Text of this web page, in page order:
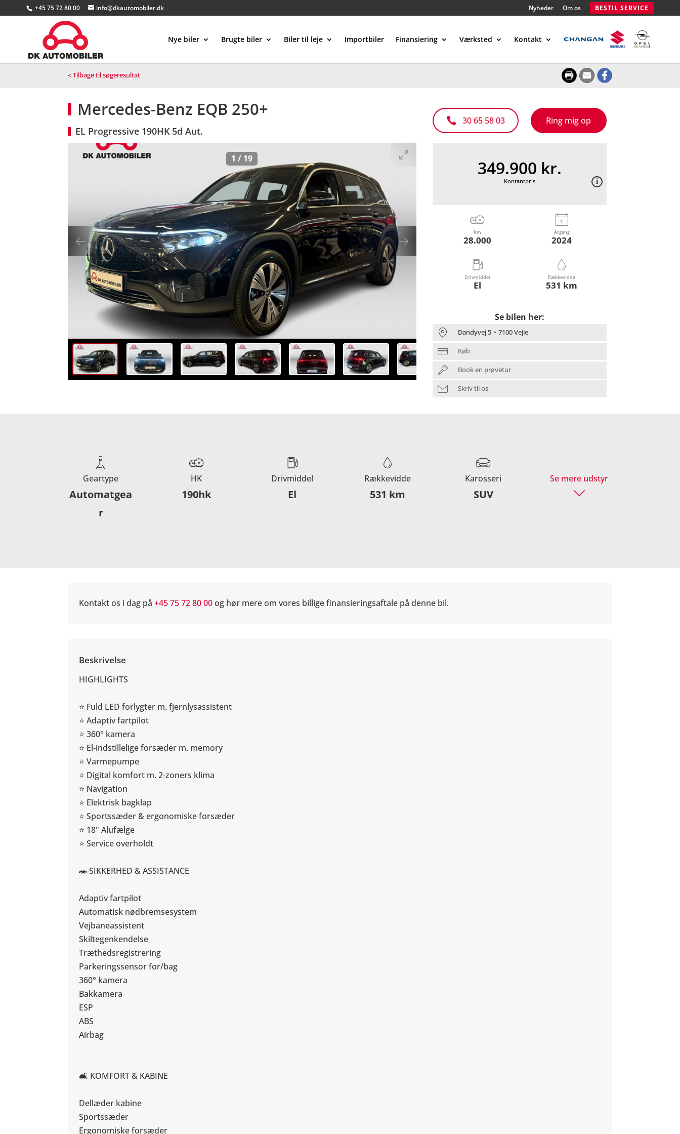
+45 75 72 80 00 info@dkautomobiler.dk Nyheder Om os BESTIL SERVICE
Nye biler Brugte biler Biler til leje Importbiler Finansiering Værksted Kontakt
<Tilbage til søgeresultat
Mercedes-Benz EQB 250+
EL Progressive 190HK 5d Aut.
1 / 19
 30 65 58 03 Ring mig op
349.900 kr.
Kontantpris
Km
28.000
Årgang
2024
Drivmiddel
El
Rækkevidde
531 km
Se bilen her:
Dandyvej 5 7100 Vejle
Køb
Book en prøvetur
Skriv til os
Geartype
Automatgea
r
HK
190hk
Drivmiddel
El
Rækkevidde
531 km
Karosseri
SUV
Se mere udstyr
Kontakt os i dag på +45 75 72 80 00og hør mere om vores billige finansieringsaftale på denne bil.
Beskrivelse
HIGHLIGHTS
⭐ Fuld LED forlygter m. fjernlysassistent
⭐ Adaptiv fartpilot
⭐ 360° kamera
⭐ El‑indstillelige forsæder m. memory
⭐ Varmepumpe
⭐ Digital komfort m. 2‑zoners klima
⭐ Navigation
⭐ Elektrisk bagklap
⭐ Sportssæder & ergonomiske forsæder
⭐ 18" Alufælge
⭐ Service overholdt
🚗 SIKKERHED & ASSISTANCE
Adaptiv fartpilot
Automatisk nødbremsesystem
Vejbaneassistent
Skiltegenkendelse
Træthedsregistrering
Parkeringssensor for/bag
360° kamera
Bakkamera
ESP
ABS
Airbag
🛋️ KOMFORT & KABINE
Dellæder kabine
Sportssæder
Ergonomiske forsæder